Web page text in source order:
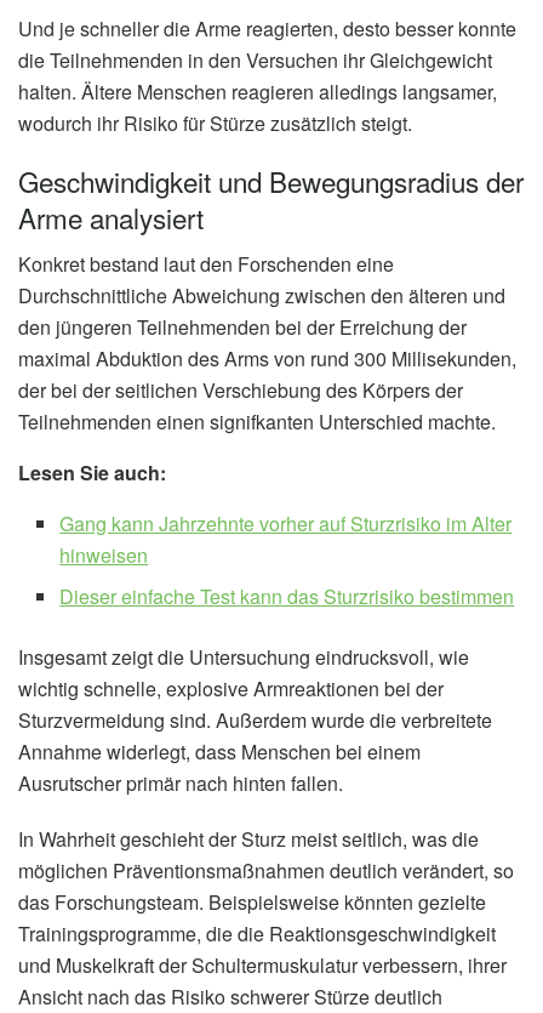
Und je schneller die Arme reagierten, desto besser konnte
die Teilnehmenden in den Versuchen ihr Gleichgewicht
halten. Ältere Menschen reagieren alledings langsamer,
wodurch ihr Risiko für Stürze zusätzlich steigt.
Geschwindigkeit und Bewegungsradius der
Arme analysiert
Konkret bestand laut den Forschenden eine
Durchschnittliche Abweichung zwischen den älteren und
den jüngeren Teilnehmenden bei der Erreichung der
maximal Abduktion des Arms von rund 300 Millisekunden,
der bei der seitlichen Verschiebung des Körpers der
Teilnehmenden einen signifkanten Unterschied machte.
Lesen Sie auch:
Gang kann Jahrzehnte vorher auf Sturzrisiko im Alter
hinweisen
Dieser einfache Test kann das Sturzrisiko bestimmen
Insgesamt zeigt die Untersuchung eindrucksvoll, wie
wichtig schnelle, explosive Armreaktionen bei der
Sturzvermeidung sind. Außerdem wurde die verbreitete
Annahme widerlegt, dass Menschen bei einem
Ausrutscher primär nach hinten fallen.
In Wahrheit geschieht der Sturz meist seitlich, was die
möglichen Präventionsmaßnahmen deutlich verändert, so
das Forschungsteam. Beispielsweise könnten gezielte
Trainingsprogramme, die die Reaktionsgeschwindigkeit
und Muskelkraft der Schultermuskulatur verbessern, ihrer
Ansicht nach das Risiko schwerer Stürze deutlich